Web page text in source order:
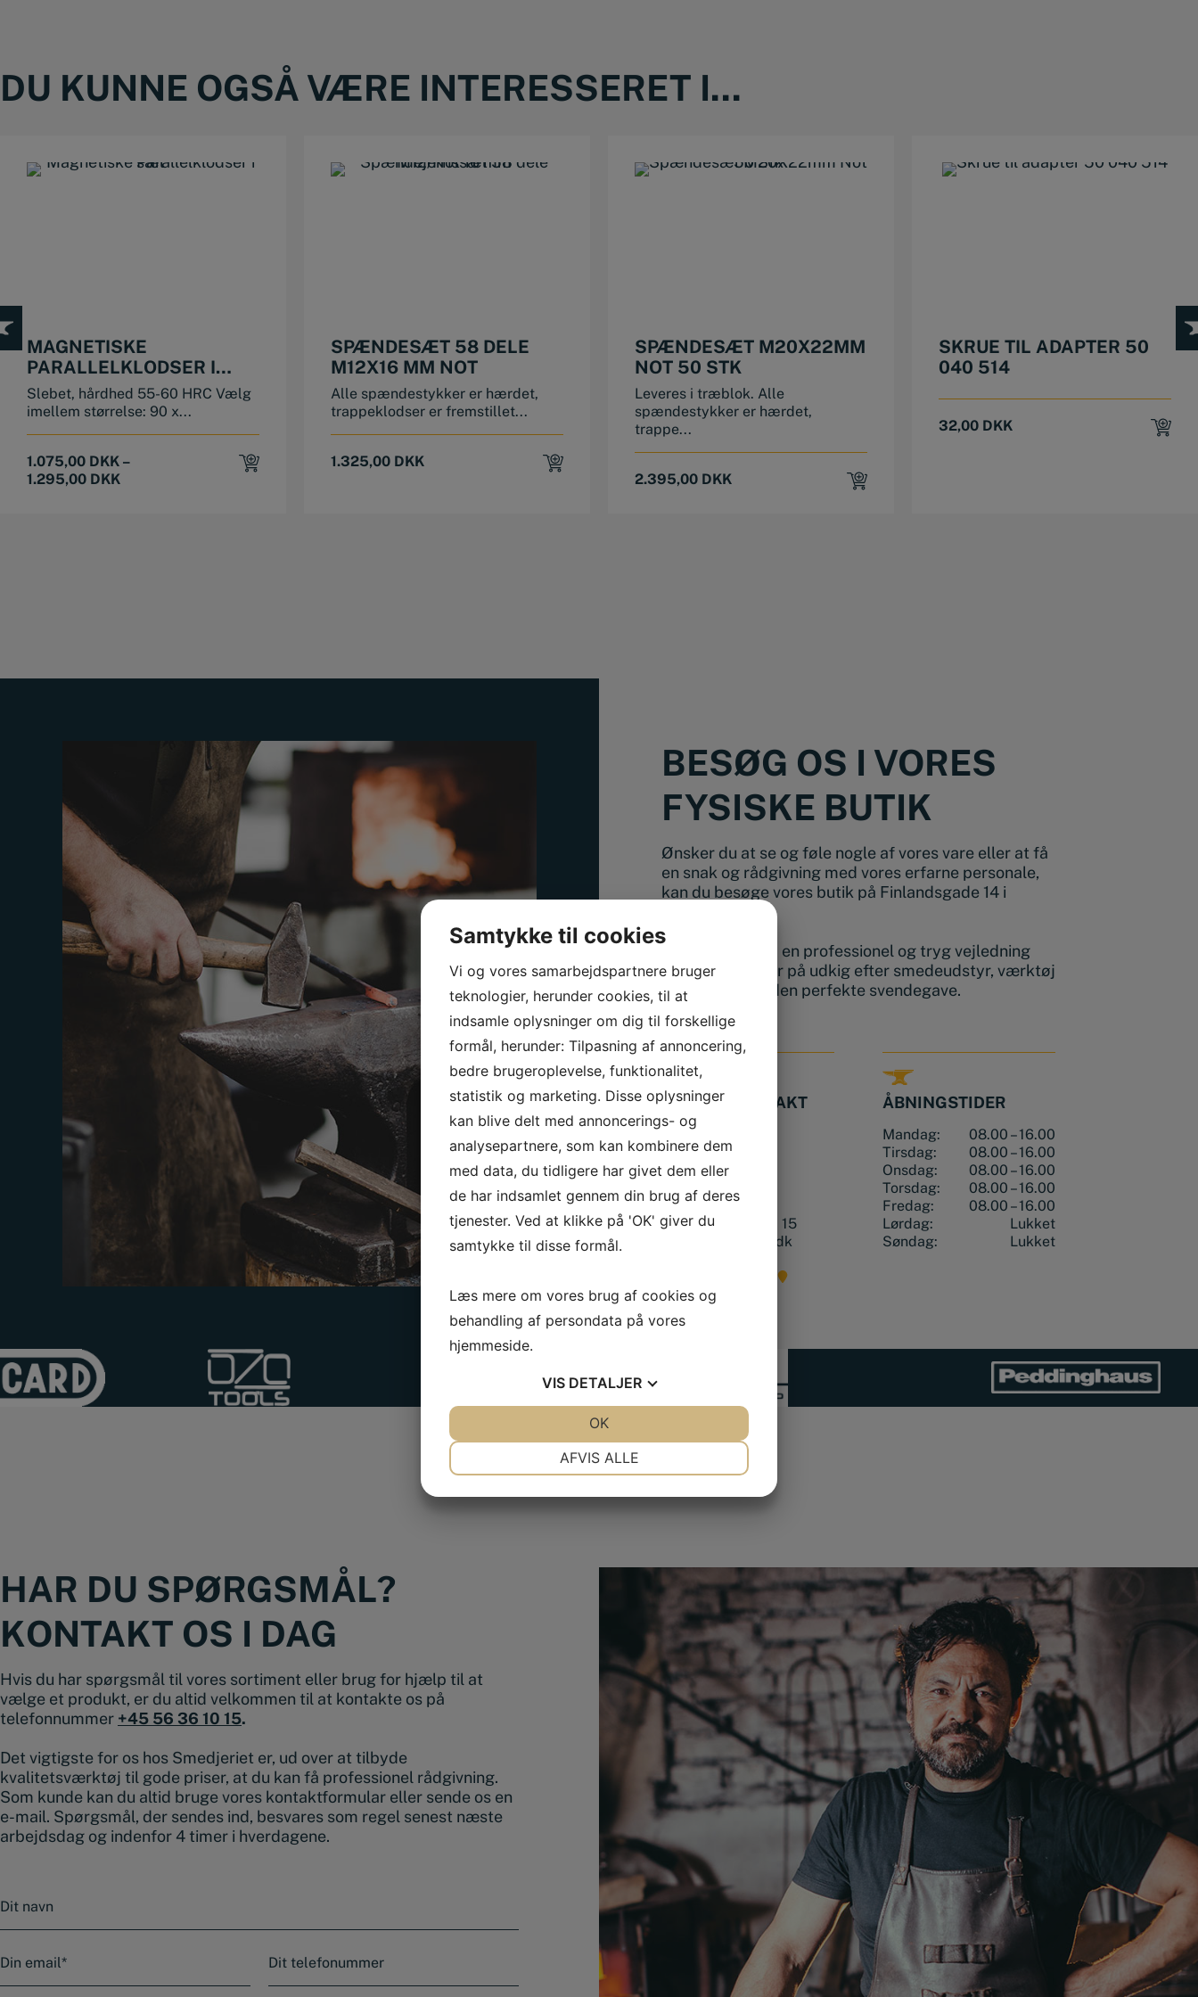
DU KUNNE OGSÅ VÆRE INTERESSERET I...
MAGNETISKE
PARALLELKLODSER I
SÆT
Slebet, hårdhed 55-60 HRC Vælg
imellem størrelse: 90 x...
1.075,00 DKK –
1.295,00 DKK
SPÆNDESÆT 58 DELE
M12X16 MM NOT
Alle spændestykker er hærdet,
trappeklodser er fremstillet...
1.325,00 DKK
SPÆNDESÆT M20X22MM
NOT 50 STK
Leveres i træblok. Alle
spændestykker er hærdet,
trappe...
2.395,00 DKK
SKRUE TIL ADAPTER 50
040 514
32,00 DKK
BESØG OS I VORES
FYSISKE BUTIK
Ønsker du at se og føle nogle af vores vare eller at få
en snak og rådgivning med vores erfarne personale,
kan du besøge vores butik på Finlandsgade 14 i
Vi giver dig altid en professionel og tryg vejledning
hvad enten du er på udkig efter smedeudstyr, værktøj
eller skal have den perfekte svendegave.
BUTIK & KONTAKT
Adresse
Finlandsgade 14
4690 Haslev
Kontakt os
Tlf.:+45 56 36 10 15
mail@smedjeriet.dk
ÅBNINGSTIDER
Mandag:
08.00 – 16.00
Tirsdag:
08.00 – 16.00
Onsdag:
08.00 – 16.00
Torsdag:
08.00 – 16.00
Fredag:
08.00 – 16.00
Lørdag:
Lukket
Søndag:
Lukket
HAR DU SPØRGSMÅL?
KONTAKT OS I DAG
Hvis du har spørgsmål til vores sortiment eller brug for hjælp til at
vælge et produkt, er du altid velkommen til at kontakte os på
telefonnummer +45 56 36 10 15.
Det vigtigste for os hos Smedjeriet er, ud over at tilbyde
kvalitetsværktøj til gode priser, at du kan få professionel rådgivning.
Som kunde kan du altid bruge vores kontaktformular eller sende os en
e-mail. Spørgsmål, der sendes ind, besvares som regel senest næste
arbejdsdag og indenfor 4 timer i hverdagene.
a
v
-
m
e
l
Samtykke til cookies
Vi og vores samarbejdspartnere bruger
teknologier, herunder cookies, til at
indsamle oplysninger om dig til forskellige
formål, herunder: Tilpasning af annoncering,
bedre brugeroplevelse, funktionalitet,
statistik og marketing. Disse oplysninger
kan blive delt med annoncerings- og
analysepartnere, som kan kombinere dem
med data, du tidligere har givet dem eller
de har indsamlet gennem din brug af deres
tjenester. Ved at klikke på 'OK' giver du
samtykke til disse formål.
Læs mere om vores brug af cookies og
behandling af persondata på vores
hjemmeside.
VIS DETALJER
AFVIS ALLE
OK